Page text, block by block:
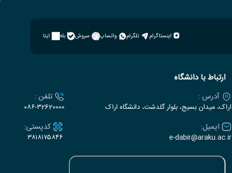
اینستاگرام تلگرام واتساپ سروش بله ایتا
ارتباط با دانشگاه
آدرس :
اراک، میدان بسیج، بلوار گلدشت، دانشگاه اراک
تلفن :
۰۸۶-۳2620000
ایمیل:
e-dabir@araku.ac.ir
کدپستی:
۳۸۱۸۱۷۵۸۴۶